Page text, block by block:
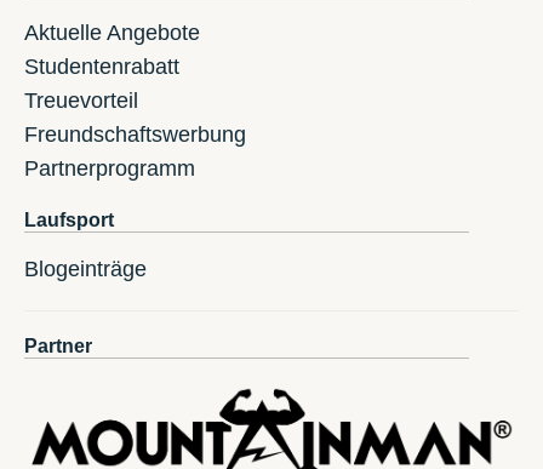
Aktuelle Angebote
Studentenrabatt
Treuevorteil
Freundschaftswerbung
Partnerprogramm
Laufsport
Blogeinträge
Partner